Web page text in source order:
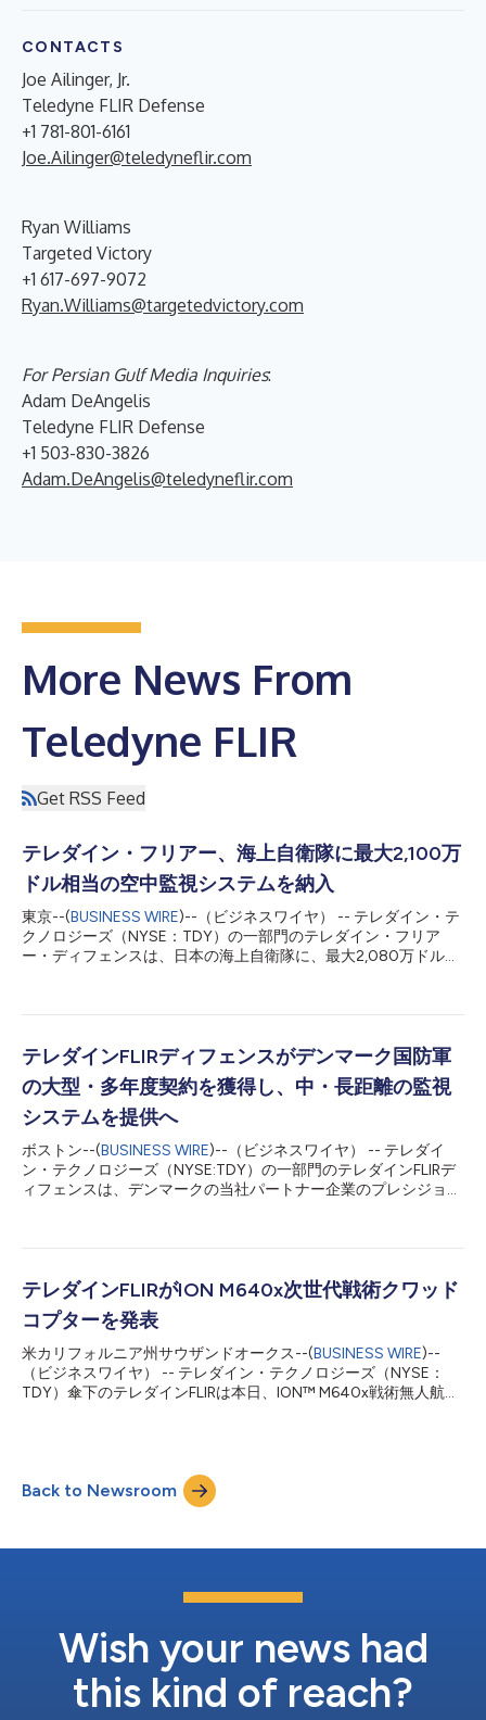
CONTACTS
Joe Ailinger, Jr.
Teledyne FLIR Defense
+1 781-801-6161
Joe.Ailinger@teledyneflir.com
Ryan Williams
Targeted Victory
+1 617-697-9072
Ryan.Williams@targetedvictory.com
For Persian Gulf Media Inquiries:
Adam DeAngelis
Teledyne FLIR Defense
+1 503-830-3826
Adam.DeAngelis@teledyneflir.com
More News From
Teledyne FLIR
Get RSS Feed
テレダイン・フリアー、海上自衛隊に最大2,100万
ドル相当の空中監視システムを納入
東京--(BUSINESS WIRE)--（ビジネスワイヤ） -- テレダイン・テ
クノロジーズ（NYSE：TDY）の一部門のテレダイン・フリア
ー・ディフェンスは、日本の海上自衛隊に、最大2,080万ドル相
上自衛隊はこのイメージングシステムを、シコルスキーSH-60ヘ
導入する予定です。SH-60Lは対潜戦および対水上戦向けに設計
されていますが、捜索救難活動やその他の多様な海上任務にも活
用できます。 このプログラムにおいて、テレダイン・フリア
ー・ディフェンスは、今後3年間でStar SAFIRE 380-HLDシステ
ムを10台納入します。すでに試験評価用の2台と予備の1台を海上
自衛隊に納入済みです。 Star SAFIRE 380-HLDは超長距離の空中
監視システムで、高精細な視覚画像と熱画像をオペレーターに提
供します。優れた画像安定化機能に、レーザー照準器と距離計を
テレダインFLIRディフェンスがデンマーク国防軍
の大型・多年度契約を獲得し、中・長距離の監視
システムを提供へ
ボストン--(BUSINESS WIRE)--（ビジネスワイヤ） -- テレダイ
ン・テクノロジーズ（NYSE:TDY）の一部門のテレダインFLIRデ
ィフェンスは、デンマークの当社パートナー企業のプレシジョ
し、地上・海洋・航空用の多様な中・長距離監視システムを提供
も締結しました。 この契約の履行期間中の契約額は、1億ドルを
超える可能性があると見込まれています。 テレダインFLIRは、
昼・夜間用全天候型の高度画像システムである
SeaFLIR®/TacFLIR® 280-HDEPおよびSeaFLIR/TacFLIR 380 HLD-
Xを提供してきました。今回の契約により、DALOは、これらの
製品の多様なバージョンをデンマーク防衛モバイル・センサー・
システム・プログラム向けに調達でき、陸・空・海軍ユーザーに
テレダインFLIRがION M640x次世代戦術クワッド
コプターを発表
米カリフォルニア州サウザンドオークス--(BUSINESS WIRE)--
（ビジネスワイヤ） -- テレダイン・テクノロジーズ（NYSE：
TDY）傘下のテレダインFLIRは本日、ION™ M640x戦術無人航空
機関固有のミッションのためのクラス最高水準の能力を提供しま
す。 テレダインFLIRの無人・統合ソリューション担当シニアディ
レクターのThomas Ramboは、次のように述べています。「当
衛・公共安全市場に注力してきたことから、お客さまは最も安全
ION M640xは、無人機システムとセンサー技術を国内で提供す
る企業という他に類を見ない当社の地位を土台として構築されて
能、レーザー照射機能、および業界をリードするサポート...
Back to Newsroom
Wish your news had
this kind of reach?